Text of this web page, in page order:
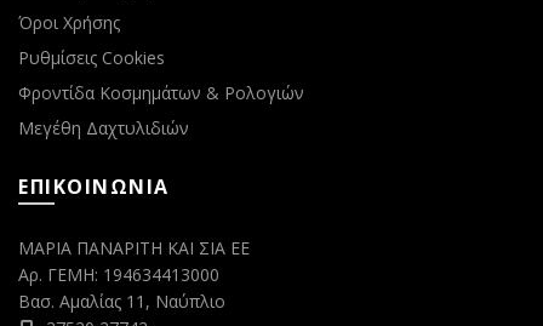
Όροι Χρήσης
Ρυθμίσεις Cookies
Φροντίδα Κοσμημάτων & Ρολογιών
Μεγέθη Δαχτυλιδιών
ΕΠΙΚΟΙΝΩΝΙΑ
ΜΑΡΙΑ ΠΑΝΑΡΙΤΗ ΚΑΙ ΣΙΑ ΕΕ
Αρ. ΓΕΜΗ: 194634413000
Βασ. Αμαλίας 11, Ναύπλιο